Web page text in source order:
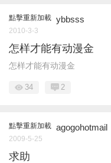
點擊重新加載 ybbsss
2010-3-3
怎样才能有动漫金
怎样才能有动漫金
34 2
點擊重新加載 agogohotmail
2009-5-25
求助